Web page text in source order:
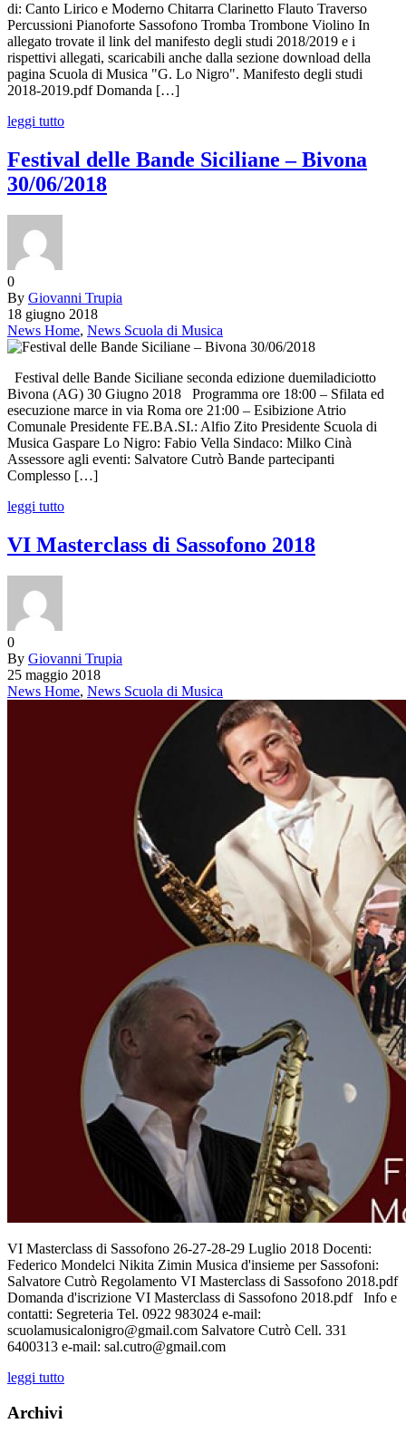
di: Canto Lirico e Moderno Chitarra Clarinetto Flauto Traverso
Percussioni Pianoforte Sassofono Tromba Trombone Violino In
allegato trovate il link del manifesto degli studi 2018/2019 e i
rispettivi allegati, scaricabili anche dalla sezione download della
pagina Scuola di Musica "G. Lo Nigro". Manifesto degli studi
2018-2019.pdf Domanda […]
leggi tutto
Festival delle Bande Siciliane – Bivona
30/06/2018
0
By Giovanni Trupia
18 giugno 2018
News Home, News Scuola di Musica
Festival delle Bande Siciliane seconda edizione duemiladiciotto
Bivona (AG) 30 Giugno 2018 Programma ore 18:00 – Sfilata ed
esecuzione marce in via Roma ore 21:00 – Esibizione Atrio
Comunale Presidente FE.BA.SI.: Alfio Zito Presidente Scuola di
Musica Gaspare Lo Nigro: Fabio Vella Sindaco: Milko Cinà
Assessore agli eventi: Salvatore Cutrò Bande partecipanti
Complesso […]
leggi tutto
VI Masterclass di Sassofono 2018
0
By Giovanni Trupia
25 maggio 2018
News Home, News Scuola di Musica
VI Masterclass di Sassofono 26-27-28-29 Luglio 2018 Docenti:
Federico Mondelci Nikita Zimin Musica d'insieme per Sassofoni:
Salvatore Cutrò Regolamento VI Masterclass di Sassofono 2018.pdf
Domanda d'iscrizione VI Masterclass di Sassofono 2018.pdf Info e
contatti: Segreteria Tel. 0922 983024 e-mail:
scuolamusicalonigro@gmail.com Salvatore Cutrò Cell. 331
6400313 e-mail: sal.cutro@gmail.com
leggi tutto
Archivi